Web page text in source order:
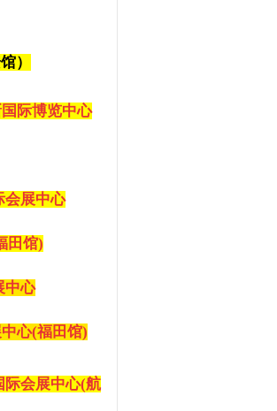
）
际博览中心
会展中心
田馆)
中心
心(福田馆)
际会展中心(航